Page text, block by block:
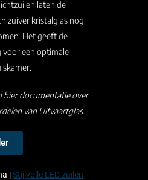
laten de
zuiver kristalglas nog
Het geeft de
voor een optimale
hier documentatie over
van Uitvaartglas.
|Stijlvolle LED zuilen